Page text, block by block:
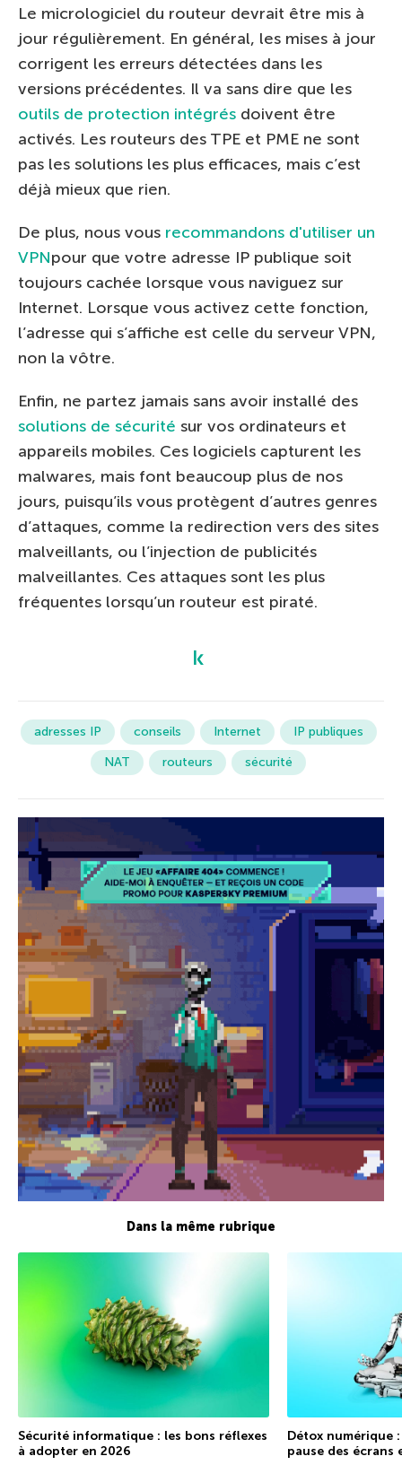
Le micrologiciel du routeur devrait être mis à
jour régulièrement. En général, les mises à jour
corrigent les erreurs détectées dans les
versions précédentes. Il va sans dire que les
outils de protection intégrés doivent être
activés. Les routeurs des TPE et PME ne sont
pas les solutions les plus efficaces, mais c’est
déjà mieux que rien.
De plus, nous vous recommandons d'utiliser un
VPNpour que votre adresse IP publique soit
toujours cachée lorsque vous naviguez sur
Internet. Lorsque vous activez cette fonction,
l’adresse qui s’affiche est celle du serveur VPN,
non la vôtre.
Enfin, ne partez jamais sans avoir installé des
solutions de sécurité sur vos ordinateurs et
appareils mobiles. Ces logiciels capturent les
malwares, mais font beaucoup plus de nos
jours, puisqu’ils vous protègent d’autres genres
d’attaques, comme la redirection vers des sites
malveillants, ou l’injection de publicités
malveillantes. Ces attaques sont les plus
fréquentes lorsqu’un routeur est piraté.
adresses IP conseils Internet
IP publiques
NAT
routeurs sécurité
Dans la même rubrique
Sécurité informatique : les bons réflexes
à adopter en 2026
Détox numérique
pause des